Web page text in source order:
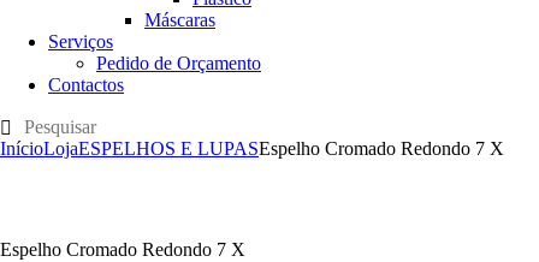
Máscaras
Serviços
Pedido de Orçamento
Contactos
InícioLojaESPELHOS E LUPASEspelho Cromado Redondo 7 X
Espelho Cromado Redondo 7 X